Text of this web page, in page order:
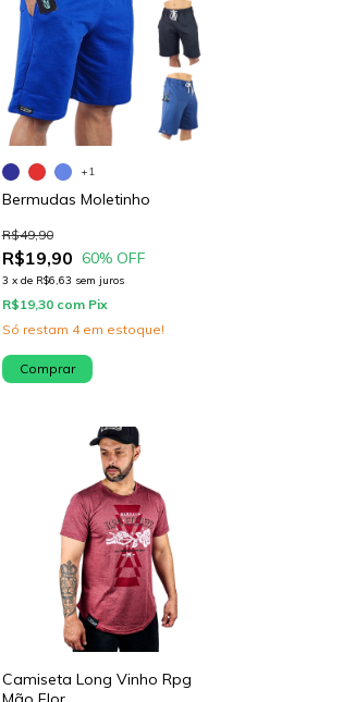
Bermudas Moletinho
R$19,90
R$49,90
60% OFF
3 x de R$6,63 sem juros
R$19,30 com Pix
Só restam 4em estoque!
+1
Comprar
Camiseta Long Vinho Rpg